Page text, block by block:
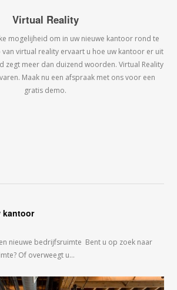
Virtual Reality
mogelijheid om in uw nieuwe kantoor rond te
virtual reality ervaart u hoe uw kantoor er uit
zegt meer dan duizend woorden. Virtual Reality
Maak nu een afspraak met ons voor een
gratis demo.
kantoor
nieuwe bedrijfsruimte Bent u op zoek naar
Of overweegt u…